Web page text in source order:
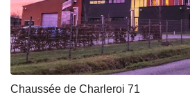
Chaussée de Charleroi 71